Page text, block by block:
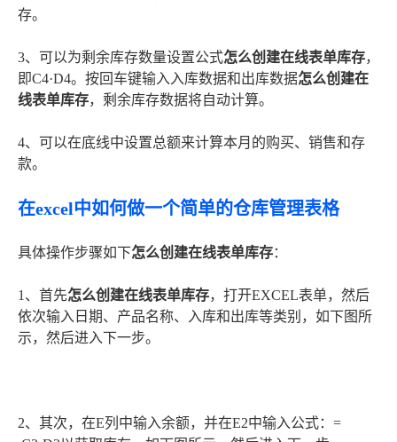
存。
3、可以为剩余库存数量设置公式怎么创建在线表单库存，
即C4·D4。按回车键输入入库数据和出库数据怎么创建在
线表单库存，剩余库存数据将自动计算。
4、可以在底线中设置总额来计算本月的购买、销售和存
款。
在excel中如何做一个简单的仓库管理表格
具体操作步骤如下怎么创建在线表单库存：
1、首先怎么创建在线表单库存，打开EXCEL表单，然后
依次输入日期、产品名称、入库和出库等类别，如下图所
示，然后进入下一步。
2、其次，在E列中输入余额，并在E2中输入公式：=